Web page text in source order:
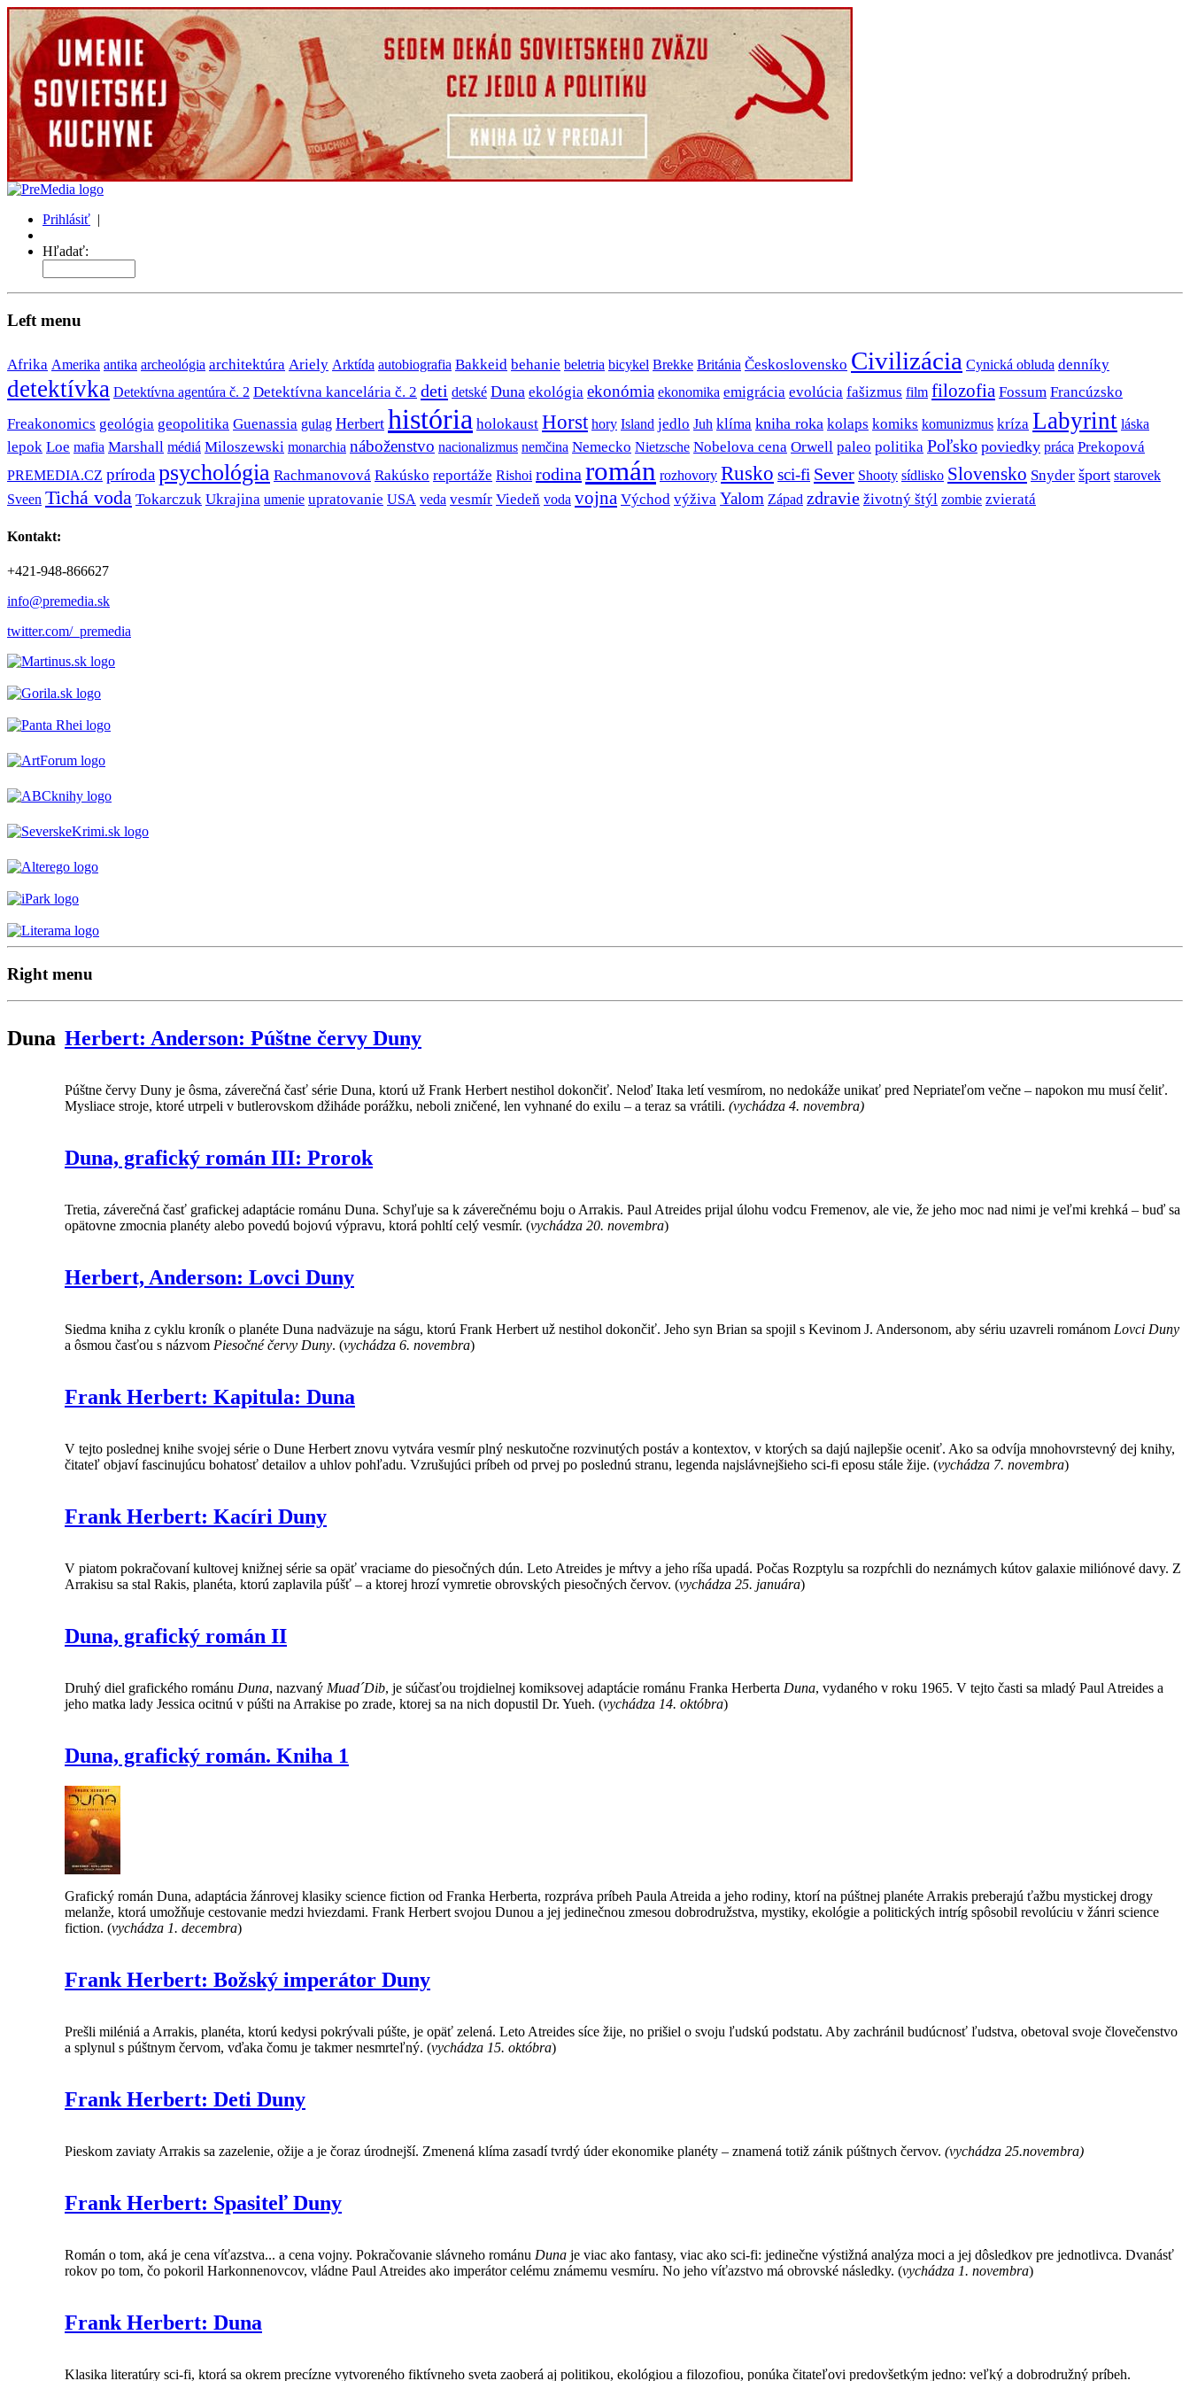
Prihlásiť |
Hľadať:
Left menu
Afrika Amerika antika archeológia architektúra Ariely Arktída autobiografia Bakkeid behanie beletria bicykel Brekke Británia Československo Civilizácia Cynická obluda denníky
detektívka Detektívna agentúra č. 2 Detektívna kancelária č. 2 deti detské Duna ekológia ekonómia ekonomika emigrácia evolúcia fašizmus film filozofia Fossum Francúzsko
Freakonomics geológia geopolitika Guenassia gulag Herbert história holokaust Horst hory Island jedlo Juh klíma kniha roka kolaps komiks komunizmus kríza Labyrint láska
lepok Loe mafia Marshall médiá Miloszewski monarchia náboženstvo nacionalizmus nemčina Nemecko Nietzsche Nobelova cena Orwell paleo politika Poľsko poviedky práca Prekopová
PREMEDIA.CZ prírodapsychológia Rachmanovová Rakúsko reportáže Rishoi rodinaromán rozhovory Rusko sci-fi Sever Shooty sídlisko Slovensko Snyder šport starovek
Sveen Tichá voda Tokarczuk Ukrajina umenie upratovanie USA veda vesmír Viedeň voda vojna Východ výživa Yalom Západ zdravie životný štýl zombie zvieratá
Kontakt:
+421-948-866627
info@premedia.sk
twitter.com/_premedia
Right menu
Duna Herbert: Anderson: Púštne červy Duny
Púštne červy Duny je ôsma, záverečná časť série Duna, ktorú už Frank Herbert nestihol dokončiť. Neloď Itaka letí vesmírom, no nedokáže unikať pred Nepriateľom večne – napokon mu musí čeliť.
Mysliace stroje, ktoré utrpeli v butlerovskom džiháde porážku, neboli zničené, len vyhnané do exilu – a teraz sa vrátili. (vychádza 4. novembra)
Duna, grafický román III: Prorok
Tretia, záverečná časť grafickej adaptácie románu Duna. Schyľuje sa k záverečnému boju o Arrakis. Paul Atreides prijal úlohu vodcu Fremenov, ale vie, že jeho moc nad nimi je veľmi krehká – buď sa
opätovne zmocnia planéty alebo povedú bojovú výpravu, ktorá pohltí celý vesmír. (vychádza 20. novembra)
Herbert, Anderson: Lovci Duny
Siedma kniha z cyklu kroník o planéte Duna nadväzuje na ságu, ktorú Frank Herbert už nestihol dokončiť. Jeho syn Brian sa spojil s Kevinom J. Andersonom, aby sériu uzavreli románom Lovci Duny
a ôsmou časťou s názvom Piesočné červy Duny. (vychádza 6. novembra)
Frank Herbert: Kapitula: Duna
V tejto poslednej knihe svojej série o Dune Herbert znovu vytvára vesmír plný neskutočne rozvinutých postáv a kontextov, v ktorých sa dajú najlepšie oceniť. Ako sa odvíja mnohovrstevný dej knihy,
čitateľ objaví fascinujúcu bohatosť detailov a uhlov pohľadu. Vzrušujúci príbeh od prvej po poslednú stranu, legenda najslávnejšieho sci-fi eposu stále žije. (vychádza 7. novembra)
Frank Herbert: Kacíri Duny
V piatom pokračovaní kultovej knižnej série sa opäť vraciame do piesočných dún. Leto Atreides je mŕtvy a jeho ríša upadá. Počas Rozptylu sa rozpŕchli do neznámych kútov galaxie miliónové davy. Z
Arrakisu sa stal Rakis, planéta, ktorú zaplavila púšť – a ktorej hrozí vymretie obrovských piesočných červov. (vychádza 25. januára)
Duna, grafický román II
Druhý diel grafického románu Duna, nazvaný Muad´Dib, je súčasťou trojdielnej komiksovej adaptácie románu Franka Herberta Duna, vydaného v roku 1965. V tejto časti sa mladý Paul Atreides a
jeho matka lady Jessica ocitnú v púšti na Arrakise po zrade, ktorej sa na nich dopustil Dr. Yueh. (vychádza 14. októbra)
Duna, grafický román. Kniha 1
Grafický román Duna, adaptácia žánrovej klasiky science fiction od Franka Herberta, rozpráva príbeh Paula Atreida a jeho rodiny, ktorí na púštnej planéte Arrakis preberajú ťažbu mystickej drogy
melanže, ktorá umožňuje cestovanie medzi hviezdami. Frank Herbert svojou Dunou a jej jedinečnou zmesou dobrodružstva, mystiky, ekológie a politických intríg spôsobil revolúciu v žánri science
fiction. (vychádza 1. decembra)
Frank Herbert: Božský imperátor Duny
Prešli miléniá a Arrakis, planéta, ktorú kedysi pokrývali púšte, je opäť zelená. Leto Atreides síce žije, no prišiel o svoju ľudskú podstatu. Aby zachránil budúcnosť ľudstva, obetoval svoje človečenstvo
a splynul s púštnym červom, vďaka čomu je takmer nesmrteľný. (vychádza 15. októbra)
Frank Herbert: Deti Duny
Pieskom zaviaty Arrakis sa zazelenie, ožije a je čoraz úrodnejší. Zmenená klíma zasadí tvrdý úder ekonomike planéty – znamená totiž zánik púštnych červov. (vychádza 25.novembra)
Frank Herbert: Spasiteľ Duny
Román o tom, aká je cena víťazstva... a cena vojny. Pokračovanie slávneho románu Duna je viac ako fantasy, viac ako sci-fi: jedinečne výstižná analýza moci a jej dôsledkov pre jednotlivca. Dvanásť
rokov po tom, čo pokoril Harkonnenovcov, vládne Paul Atreides ako imperátor celému známemu vesmíru. No jeho víťazstvo má obrovské následky. (vychádza 1. novembra)
Frank Herbert: Duna
Klasika literatúry sci-fi, ktorá sa okrem precízne vytvoreného fiktívneho sveta zaoberá aj politikou, ekológiou a filozofiou, ponúka čitateľovi predovšetkým jedno: veľký a dobrodružný príbeh.